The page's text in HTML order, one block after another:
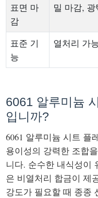
표면 마
감
밀 마감,
표준 기
능
열처리 가
6061 알루미늄
입니까?
6061 알루미늄 시트 플
용이성의 강력한 조합
니다. 순수한 내식성이
은 비열처리 합금이 제
강도가 필요할 때 종종